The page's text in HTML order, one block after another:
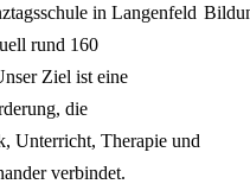
in Langenfeld
rund 160
Ziel ist eine
die
Unterricht, Therapie und
verbindet.